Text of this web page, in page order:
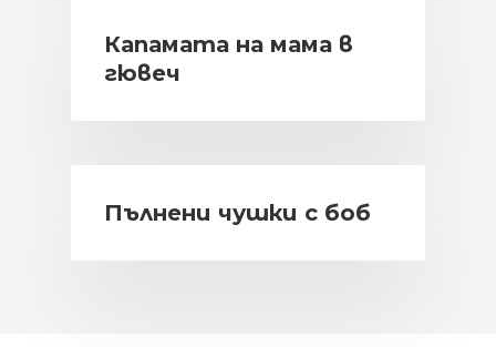
Капамата на мама в
гювеч
Пълнени чушки с боб